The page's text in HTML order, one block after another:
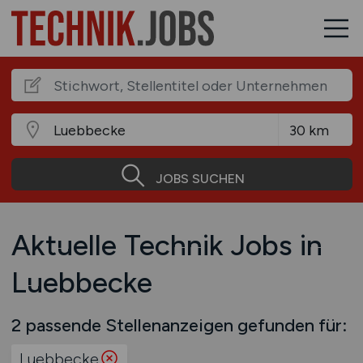
JOBS SUCHEN
Aktuelle Technik Jobs in
Luebbecke
2 passende Stellenanzeigen gefunden für:
Luebbecke